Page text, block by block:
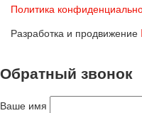
Политика
Разработка и продвижение
Обратный звонок
Ваше имя